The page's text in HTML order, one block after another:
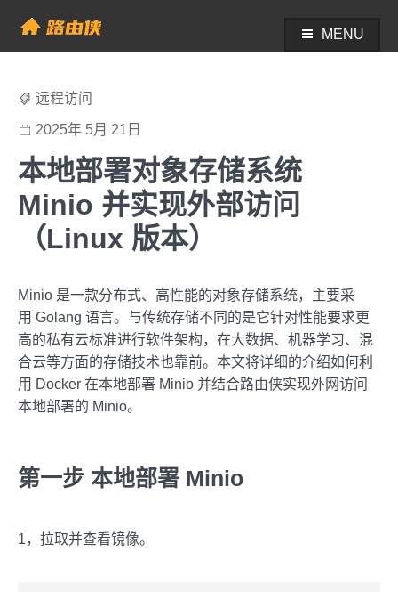
content
帮助中心 - 路由侠
MENU
远程访问
2025年 5月 21日
本地部署对象存储系统
Minio 并实现外部访问
（Linux 版本）
Minio 是一款分布式、高性能的对象存储系统，主要采
用 Golang 语言。与传统存储不同的是它针对性能要求更
高的私有云标准进行软件架构，在大数据、机器学习、混
合云等方面的存储技术也靠前。本文将详细的介绍如何利
用 Docker 在本地部署 Minio 并结合路由侠实现外网访问
本地部署的 Minio。
第一步 本地部署 Minio
1，拉取并查看镜像。